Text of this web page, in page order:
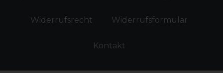
Widerrufs­recht Widerrufs­formular
Kontakt